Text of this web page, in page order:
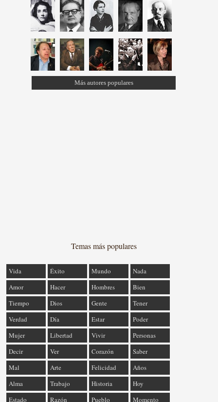
Más autores populares
Temas más populares
Vida Éxito Mundo
Nada
Amor
Hacer Hombres
Bien
Tiempo
Dios Gente
Tener
Verdad
Día Estar
Poder
Mujer
Libertad Vivir
Personas
Decir
Ver Corazón
Saber
Mal
Arte Felicidad
Años
Alma
Trabajo Historia
Hoy
Estado
Razón Pueblo Momento